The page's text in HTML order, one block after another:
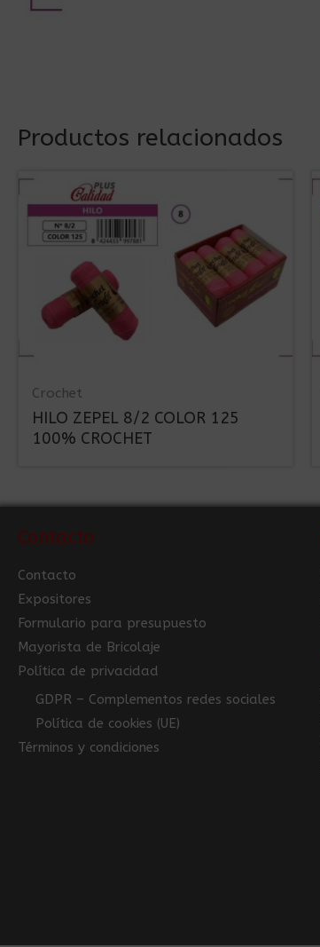
Productos relacionados
Crochet
HILO ZEPEL 8/2 COLOR 125
100% CROCHET
Contacto
Contacto
Expositores
Formulario para presupuesto
Mayorista de Bricolaje
Política de privacidad
GDPR – Complementos redes sociales
Política de cookies (UE)
Términos y condiciones